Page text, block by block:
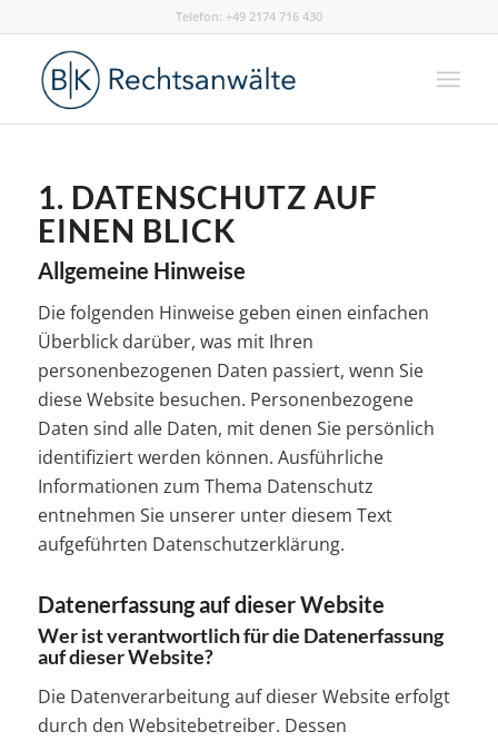
Telefon: +49 2174 716 430
1. DATENSCHUTZ AUF
EINEN BLICK
Allgemeine Hinweise
Die folgenden Hinweise geben einen einfachen
Überblick darüber, was mit Ihren
personenbezogenen Daten passiert, wenn Sie
diese Website besuchen. Personenbezogene
Daten sind alle Daten, mit denen Sie persönlich
identifiziert werden können. Ausführliche
Informationen zum Thema Datenschutz
entnehmen Sie unserer unter diesem Text
aufgeführten Datenschutzerklärung.
Datenerfassung auf dieser Website
Wer ist verantwortlich für die Datenerfassung
auf dieser Website?
Die Datenverarbeitung auf dieser Website erfolgt
durch den Websitebetreiber. Dessen